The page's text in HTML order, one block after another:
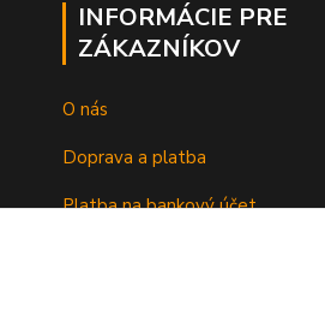
INFORMÁCIE PRE
ZÁKAZNÍKOV
O nás
Doprava a platba
Platba na bankový účet